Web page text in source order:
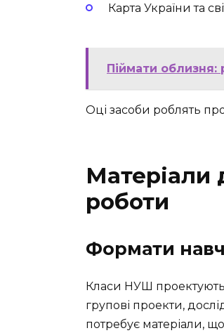
Карта України та
Піймати облизня:
Оці засоби роблять
Матеріали
роботи
Формати
Класи НУШ
групові проекти,
потребує матеріали,